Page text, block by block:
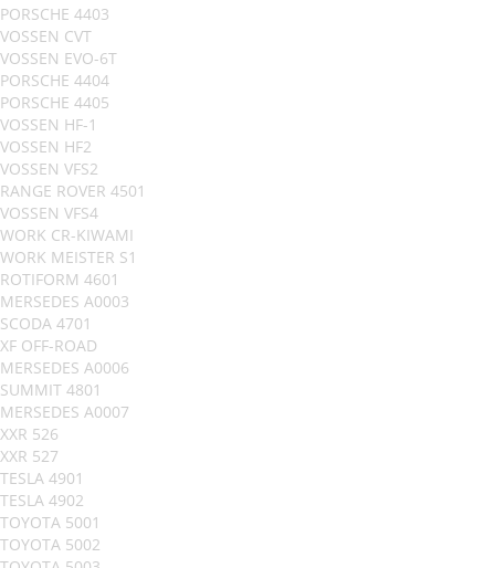
PORSCHE 4403
VOSSEN CVT
VOSSEN EVO-6T
PORSCHE 4404
PORSCHE 4405
VOSSEN HF-1
VOSSEN HF2
VOSSEN VFS2
RANGE ROVER 4501
VOSSEN VFS4
WORK CR-KIWAMI
WORK MEISTER S1
ROTIFORM 4601
MERSEDES A0003
SCODA 4701
XF OFF-ROAD
MERSEDES A0006
SUMMIT 4801
MERSEDES A0007
XXR 526
XXR 527
TESLA 4901
TESLA 4902
TOYOTA 5001
TOYOTA 5002